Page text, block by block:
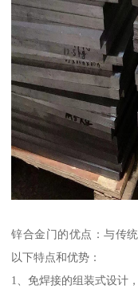
锌合金门的优点：与传
以下特点和优势：
1、免焊接的组装式设计